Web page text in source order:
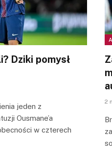
Dziki pomysł
jeden z
Ousmane’a
w czterech
2